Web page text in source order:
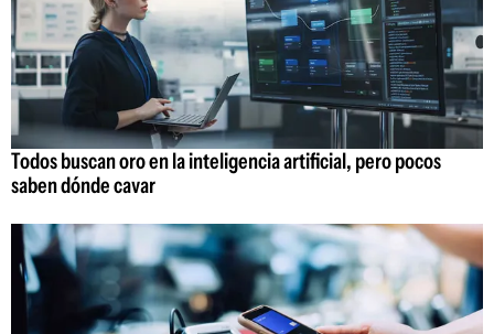
Todos buscan oro en la inteligencia artificial, pero pocos
saben dónde cavar